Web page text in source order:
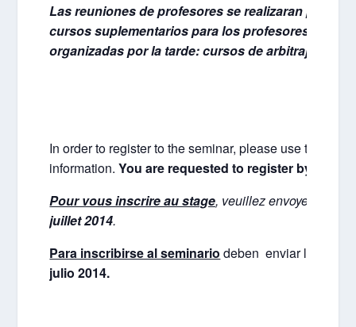
Las reuniones de profesores se realizaran por la
cursos suplementarios para los profesores
organizadas por la tarde: cursos de arbitraje ho
In order to register to the seminar, please use the
information.You are requested to register by
Pour vous inscrire au stage, veuillez envoyer le
juillet 2014.
Para inscribirse al seminario deben enviar la hoja
julio 2014.